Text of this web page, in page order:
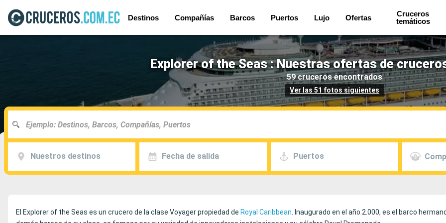
Destinos Compañías Barcos Puertos Lujo Ofertas
Cruceros
temáticos
Explorer of the Seas : Nuestras ofertas de
59 cruceros encontrados
Ver las 51 fotos siguientes
Nuestros destinos Fecha de salida Puertos
El Explorer of the Seas es un crucero de la clase Voyager propiedad de Royal Caribbean . Inaugurado en el año 2.000, es el barco